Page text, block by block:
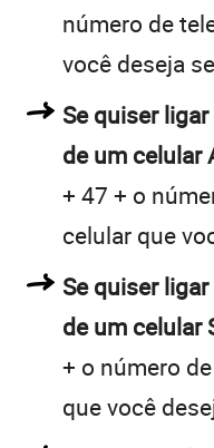
número de
você deseja
Se quiser
de um celular
+ 47 + o
celular que
Se quiser
de um celular
+ o número
que você